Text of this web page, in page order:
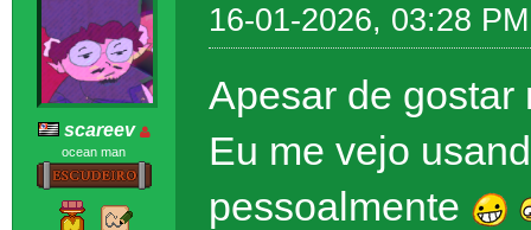
scareev
ocean man
16-01-2026, 03:28 PM
Apesar de
Eu me vejo
pessoalmente